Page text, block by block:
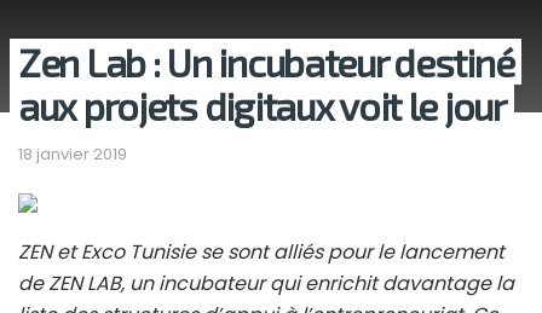
Zen Lab : Un incubateur destiné
aux projets digitaux voit le jour
18 janvier 2019
ZEN et Exco Tunisie se sont alliés pour le lancement
de ZEN LAB, un incubateur qui enrichit davantage la